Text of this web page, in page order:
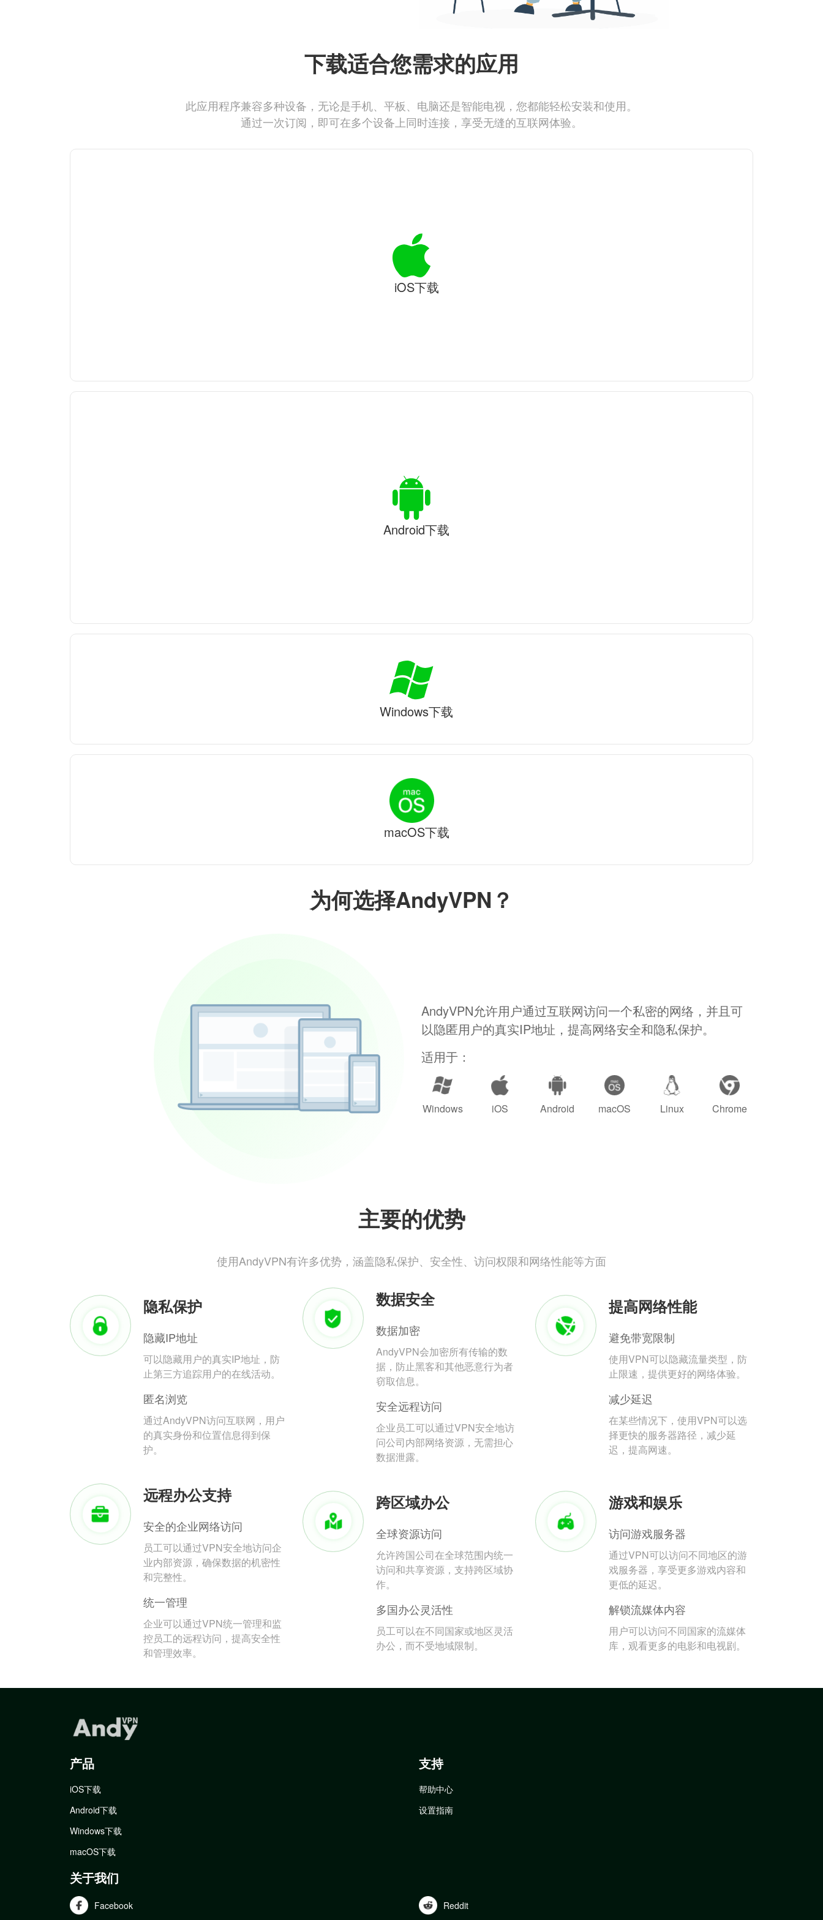
为何选择AndyVPN？
AndyVPN允许用户通过互联网访问一个私密的网络，并且可
以隐匿用户的真实IP地址，提高网络安全和隐私保护。
适用于：
Windows iOS Android macOS Linux Chrome
主要的优势
使用AndyVPN有许多优势，涵盖隐私保护、安全性、访问权限和网络性能等方面
隐私保护
隐藏IP地址
可以隐藏用户的真实IP地址，防
止第三方追踪用户的在线活动。
匿名浏览
通过AndyVPN访问互联网，用户
的真实身份和位置信息得到保
护。
数据安全
数据加密
AndyVPN会加密所有传输的数
据，防止黑客和其他恶意行为者
窃取信息。
安全远程访问
企业员工可以通过VPN安全地访
问公司内部网络资源，无需担心
数据泄露。
提高网络性能
避免带宽限制
使用VPN可以隐藏流量类型，防
止限速，提供更好的网络体验。
减少延迟
在某些情况下，使用VPN可以选
择更快的服务器路径，减少延
迟，提高网速。
远程办公支持
安全的企业网络访问
员工可以通过VPN安全地访问企
业内部资源，确保数据的机密性
和完整性。
统一管理
企业可以通过VPN统一管理和监
控员工的远程访问，提高安全性
和管理效率。
跨区域办公
全球资源访问
允许跨国公司在全球范围内统一
访问和共享资源，支持跨区域协
作。
多国办公灵活性
员工可以在不同国家或地区灵活
办公，而不受地域限制。
游戏和娱乐
访问游戏服务器
通过VPN可以访问不同地区的游
戏服务器，享受更多游戏内容和
更低的延迟。
解锁流媒体内容
用户可以访问不同国家的流媒体
库，观看更多的电影和电视剧。
下载适合您需求的应用
此应用程序兼容多种设备，无论是手机、平板、电脑还是智能电视，您都能轻松安装和使用。
通过一次订阅，即可在多个设备上同时连接，享受无缝的互联网体验。
iOS下载
Android下载
Windows下载
macOS下载
产品
iOS下载
Android下载
Windows下载
macOS下载
支持
帮助中心
设置指南
关于我们
Facebook Reddit